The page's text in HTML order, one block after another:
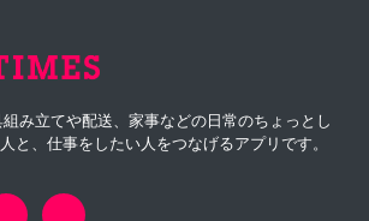
み立てや配送、家事などの日常のちょっとし
と、仕事をしたい人をつなげるアプリです。